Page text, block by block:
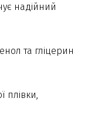
надійний
та гліцерин